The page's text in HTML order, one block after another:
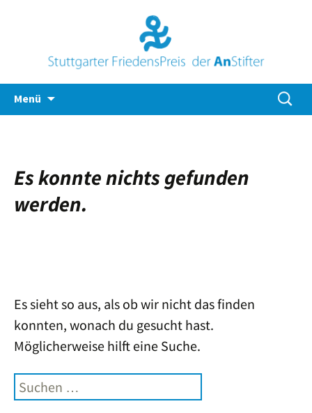
Menü
Zum
Inhalt
nach:
Es konnte nichts gefunden
werden.
Es sieht so aus, als ob wir nicht das finden
konnten, wonach du gesucht hast.
Möglicherweise hilft eine Suche.
Suchen
nach: